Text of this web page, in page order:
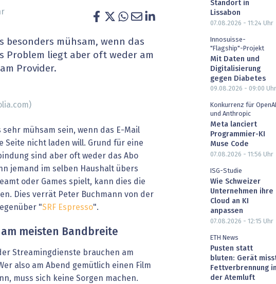
Gesundheit wird digital
Blockchain
EU-DSGVO
Digital Banking
» alle Dossiers
IT for Health
Artificial Intelligence
Finance 2030
Fintech & Insurtech
Professional AV & Digital Signage
» alle Specials
besonders mühsam, wenn das
Problem liegt aber oft weder am
Provider.
sehr mühsam sein, wenn das E-Mail
Seite nicht laden will. Grund für eine
sind aber oft weder das Abo
jemand im selben Haushalt übers
oder Games spielt, kann dies die
Dies verrät Peter Buchmann von der
"SRF Espresso".
meisten Bandbreite
Streamingdienste brauchen am
also am Abend gemütlich einen Film
muss sich keine Sorgen machen.
Standort in
Lissabon
07.08.2026 - 11:24 Uhr
Innosuisse-
"Flagship"-Projekt
Mit Daten und
Digitalisierung
gegen Diabetes
09.08.2026 - 09:00 Uhr
Konkurrenz für OpenAI
und Anthropic
Meta lanciert
Programmier-KI
Muse Code
07.08.2026 - 11:56 Uhr
ISG-Studie
Wie Schweizer
Unternehmen ihre
Cloud an KI
anpassen
07.08.2026 - 12:15 Uhr
ETH News
Pusten statt
bluten: Gerät
Fettverbrennung in
der Atemluft